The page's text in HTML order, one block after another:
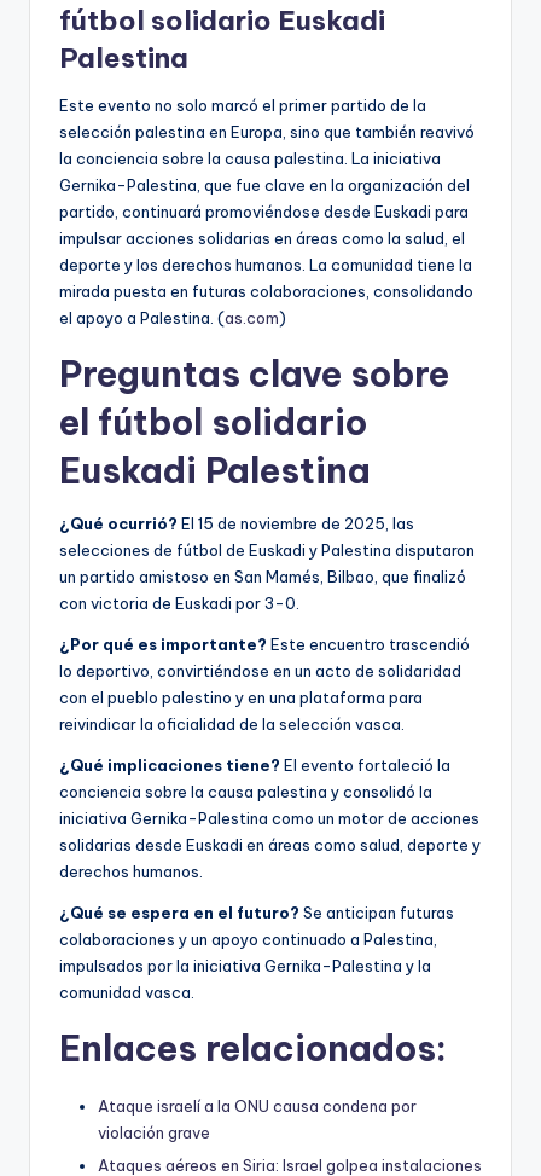
fútbol solidario Euskadi
Palestina
Este evento no solo marcó el primer partido de la
selección palestina en Europa, sino que también reavivó
la conciencia sobre la causa palestina. La iniciativa
Gernika-Palestina, que fue clave en la organización del
partido, continuará promoviéndose desde Euskadi para
impulsar acciones solidarias en áreas como la salud, el
deporte y los derechos humanos. La comunidad tiene la
mirada puesta en futuras colaboraciones, consolidando
el apoyo a Palestina. (as.com)
Preguntas clave sobre
el fútbol solidario
Euskadi Palestina
¿Qué ocurrió? El 15 de noviembre de 2025, las
selecciones de fútbol de Euskadi y Palestina disputaron
un partido amistoso en San Mamés, Bilbao, que finalizó
con victoria de Euskadi por 3-0.
¿Por qué es importante? Este encuentro trascendió
lo deportivo, convirtiéndose en un acto de solidaridad
con el pueblo palestino y en una plataforma para
reivindicar la oficialidad de la selección vasca.
¿Qué implicaciones tiene? El evento fortaleció la
conciencia sobre la causa palestina y consolidó la
iniciativa Gernika-Palestina como un motor de acciones
solidarias desde Euskadi en áreas como salud, deporte y
derechos humanos.
¿Qué se espera en el futuro? Se anticipan futuras
colaboraciones y un apoyo continuado a Palestina,
impulsados por la iniciativa Gernika-Palestina y la
comunidad vasca.
Enlaces relacionados:
Ataque israelí a la ONU causa condena por
violación grave
Ataques aéreos en Siria: Israel golpea instalaciones